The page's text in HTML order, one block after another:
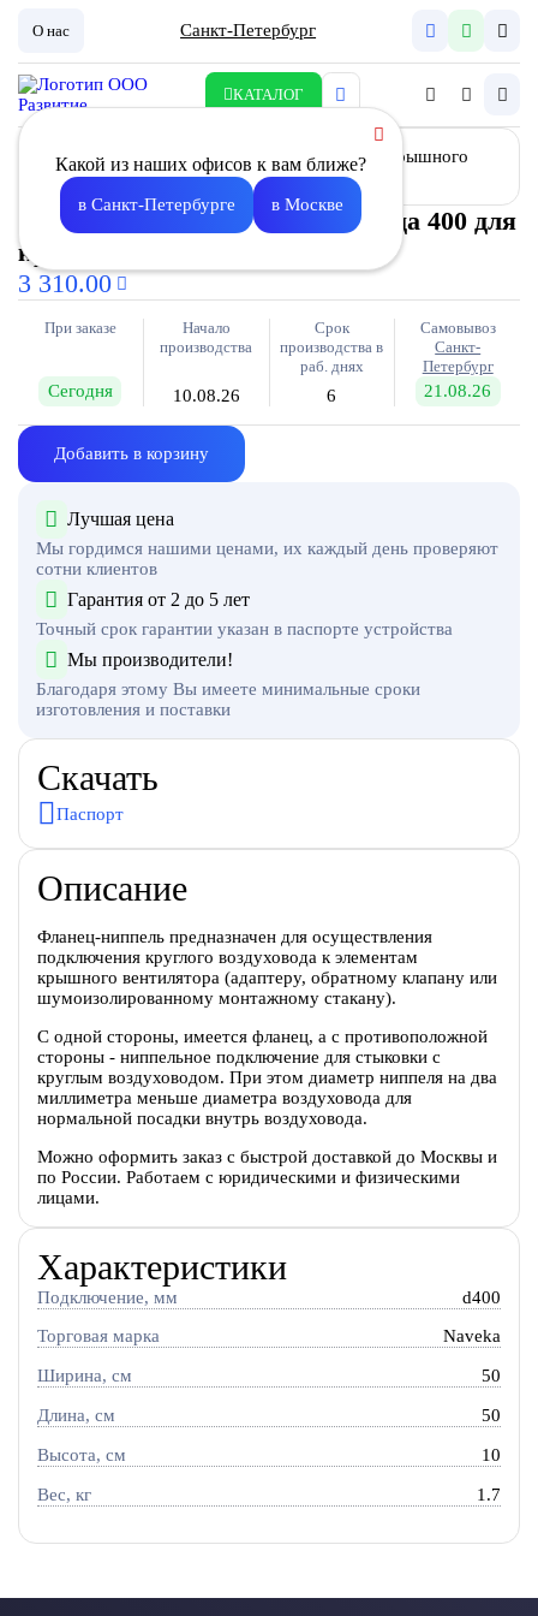
О нас Санкт-Петербург
КАТАЛОГ
Какой из наших офисов к вам ближе?
в Санкт-Петербурге в Москве
Фланец-ниппель для воздуховода 400 для
крышного вентилятора
3 310.00
При заказе
Сегодня
Начало
производства
10.08.26
Срок
производства в
раб. днях
6
Самовывоз
Санкт-
Петербург
21.08.26
Добавить в корзину
Лучшая цена
Мы гордимся нашими ценами, их каждый день проверяют
сотни клиентов
Гарантия от 2 до 5 лет
Точный срок гарантии указан в паспорте устройства
Мы производители!
Благодаря этому Вы имеете минимальные сроки
изготовления и поставки
Скачать
Паспорт
Описание
Фланец-ниппель предназначен для осуществления
подключения круглого воздуховода к элементам
крышного вентилятора (адаптеру, обратному клапану или
шумоизолированному монтажному стакану).
С одной стороны, имеется фланец, а с противоположной
стороны - ниппельное подключение для стыковки с
круглым воздуховодом. При этом диаметр ниппеля на два
миллиметра меньше диаметра воздуховода для
нормальной посадки внутрь воздуховода.
Можно оформить заказ с быстрой доставкой до Москвы и
по России. Работаем с юридическими и физическими
лицами.
Характеристики
Подключение, мм d400
Торговая марка Naveka
Ширина, см 50
Длина, см 50
Высота, см 10
Вес, кг 1.7